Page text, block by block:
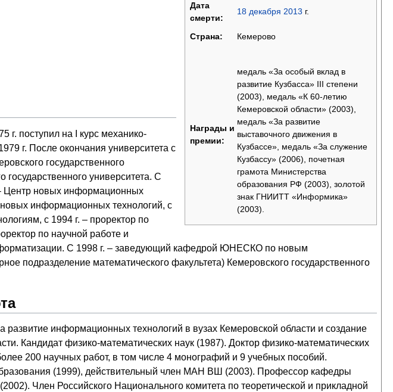
Дата
смерти:
18 декабря 2013 г.
Страна: Кемерово
Награды и
премии:
медаль «За особый вклад в
развитие Кузбасса» III степени
(2003), медаль «К 60-летию
Кемеровской области» (2003),
медаль «За развитие
выставочного движения в
Кузбассе», медаль «За служение
Кузбассу» (2006), почетная
грамота Министерства
образования РФ (2003), золотой
знак ГНИИТТ «Информика»
(2003).
г. поступил на I курс механико-
г. После окончания университета с
государственного
государственного университета. С
Центр новых информационных
новых информационных технологий, с
с 1994 г. – проректор по
по научной работе и
С 1998 г. – заведующий кафедрой ЮНЕСКО по новым
подразделение математического факультета) Кемеровского государственного
информационных технологий в вузах Кемеровской области и создание
Кандидат физико-математических наук (1987). Доктор физико-математических
200 научных работ, в том числе 4 монографий и 9 учебных пособий.
(1999), действительный член МАН ВШ (2003). Профессор кафедры
Член Российского Национального комитета по теоретической и прикладной